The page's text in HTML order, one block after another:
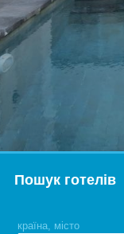
Пошук готелів
країна, місто